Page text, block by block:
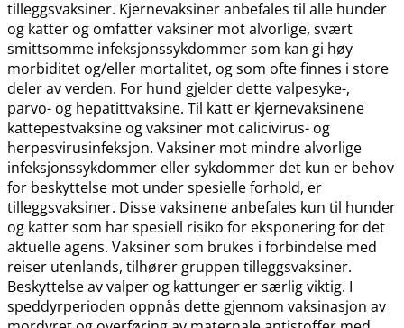
tilleggsvaksiner. Kjernevaksiner anbefales til alle hunder
og katter og omfatter vaksiner mot alvorlige, svært
smittsomme infeksjonssykdommer som kan gi høy
morbiditet og​/​eller mortalitet, og som ofte finnes i store
deler av verden. For hund gjelder dette valpesyke-,
parvo- og hepatittvaksine. Til katt er kjernevaksinene
kattepestvaksine og vaksiner mot calicivirus- og
herpesvirusinfeksjon. Vaksiner mot mindre alvorlige
infeksjonssykdommer eller sykdommer det kun er behov
for beskyttelse mot under spesielle forhold, er
tilleggsvaksiner. Disse vaksinene anbefales kun til hunder
og katter som har spesiell risiko for eksponering for det
aktuelle agens. Vaksiner som brukes i forbindelse med
reiser utenlands, tilhører gruppen tilleggsvaksiner.
Beskyttelse av valper og kattunger er særlig viktig. I
speddyrperioden oppnås dette gjennom vaksinasjon av